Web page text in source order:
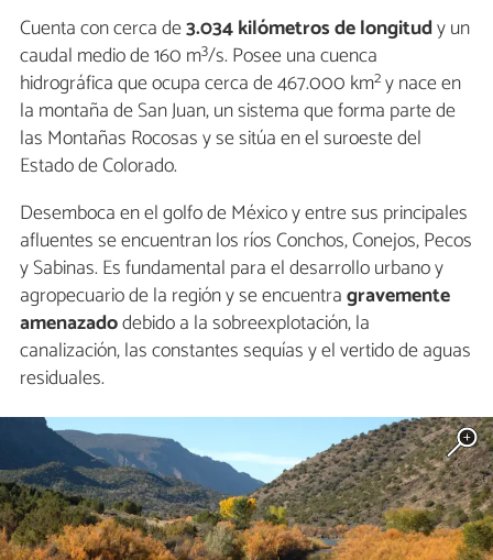
Cuenta con cerca de3.034 kilómetros de longitudy un
caudal medio de 160 m³/s. Posee una cuenca
hidrográfica que ocupa cerca de 467.000 km² y nace en
la montaña de San Juan, un sistema que forma parte de
las Montañas Rocosas y se sitúa en el suroeste del
Estado de Colorado.
Desemboca en el golfo de México y entre sus principales
afluentes se encuentran los ríos Conchos, Conejos, Pecos
y Sabinas. Es fundamental para el desarrollo urbano y
agropecuario de la región y se encuentragravemente
amenazadodebido a la sobreexplotación, la
canalización, las constantes sequías y el vertido de aguas
residuales.